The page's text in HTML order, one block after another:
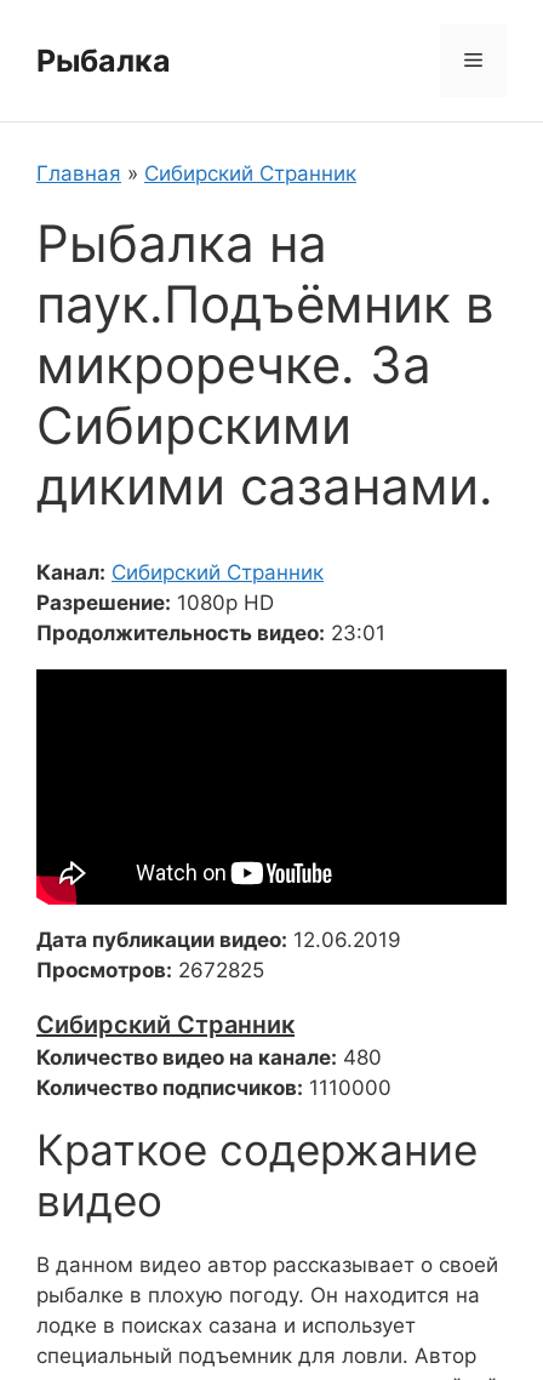
содержимому
Рыбалка Меню
Главная » Сибирский Странник
Рыбалка на
паук.Подъёмник в
микроречке. За
Сибирскими
дикими сазанами.
Канал: Сибирский Странник
Разрешение: 1080p HD
Продолжительность видео: 23:01
Дата публикации видео: 12.06.2019
Просмотров: 2672825
Сибирский Странник
Количество видео на канале: 480
Количество подписчиков: 1110000
Краткое содержание
видео
В данном видео автор рассказывает о своей
рыбалке в плохую погоду. Он находится на
лодке в поисках сазана и использует
специальный подъемник для ловли. Автор